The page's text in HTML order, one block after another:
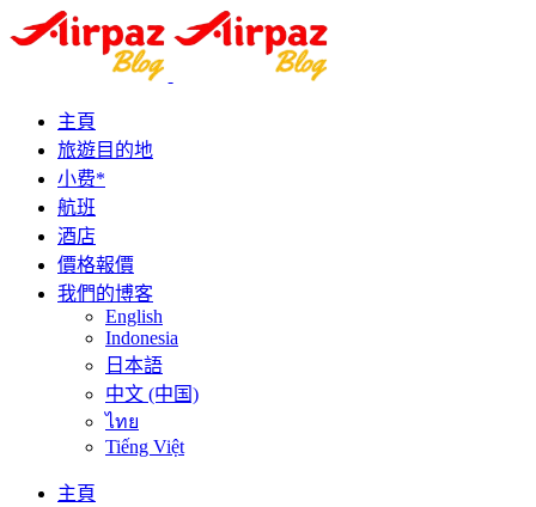
主頁
旅遊目的地
小费*
航班
酒店
價格報價
我們的博客
English
Indonesia
日本語
中文 (中国)
ไทย
Tiếng Việt
主頁